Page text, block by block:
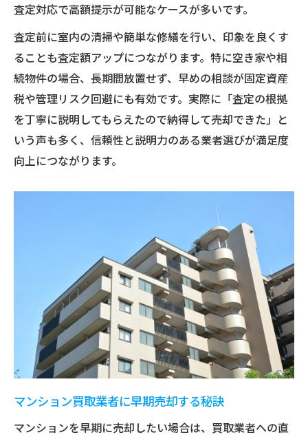
査定対応で高額提示が可能なケースが多いです。
査定前に室内の清掃や簡単な修繕を行い、印象を良くす
ることも査定額アップにつながります。特に空き家や相
続物件の場合、長期間放置せず、早めの相談が固定資産
税や管理リスク回避にも有効です。実際に「査定の根拠
を丁寧に説明してもらえたので納得して売却できた」と
いう声も多く、信頼性と説明力のある業者選びが満足度
向上につながります。
マンション買取業者に早期売却する秘訣
マンションを早期に売却したい場合は、買取業者への直